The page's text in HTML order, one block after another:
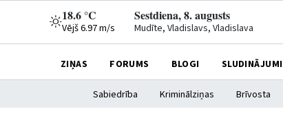
18.6 °C
Vējš 6.97 m/s
Sestdiena, 8. augusts
Mudīte, Vladislavs, Vladislava
ZIŅAS FORUMS BLOGI SLUDINĀJUMI
Sabiedrība Kriminālziņas Brīvosta